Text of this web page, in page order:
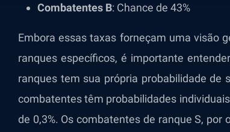
Combatentes B: Chance de 43%
Embora essas taxas forneçam uma visão
ranques específicos, é importante
ranques tem sua própria probabilidade de
combatentes têm probabilidades
de 0,3%. Os combatentes de ranque S,